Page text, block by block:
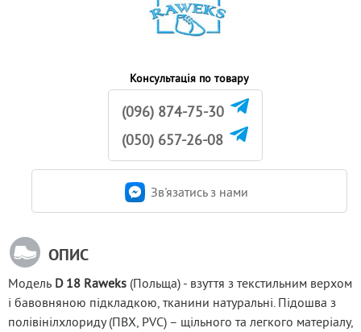
Консультація по товару
(096) 874-75-30
(050) 657-26-08
Зв'язатись з нами
ОПИС
Модель D 18 Raweks (Польща) - взуття з текстильним верхом
і бавовняною підкладкою, тканини натуральні. Підошва з
полівінілхлориду (ПВХ, PVC) – щільного та легкого матеріалу,